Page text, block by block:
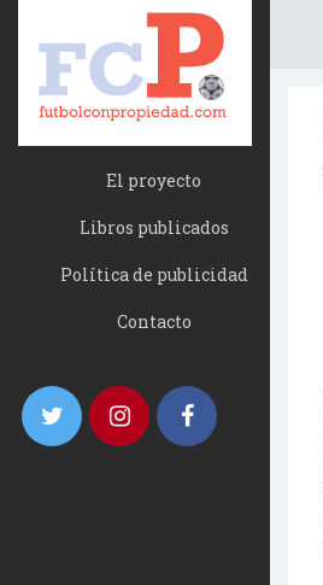
El proyecto
Libros publicados
Política de publicidad
Contacto